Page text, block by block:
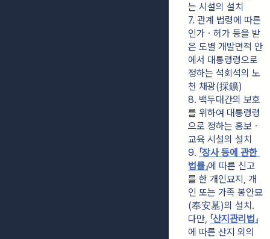
는 시설의 설치
7. 관계 법령에 따른
인가ㆍ허가 등을 받
은 도별 개발면적 안
에서 대통령령으로
정하는 석회석의 노
천 채광(採鑛)
8. 백두대간의 보호
를 위하여 대통령령
으로 정하는 홍보ㆍ
교육 시설의 설치
9. 「장사 등에 관한
법률」에 따른 신고
를 한 개인묘지, 개
인 또는 가족 봉안묘
(奉安墓)의 설치.
다만, 「산지관리법」
에 따른 산지 외의